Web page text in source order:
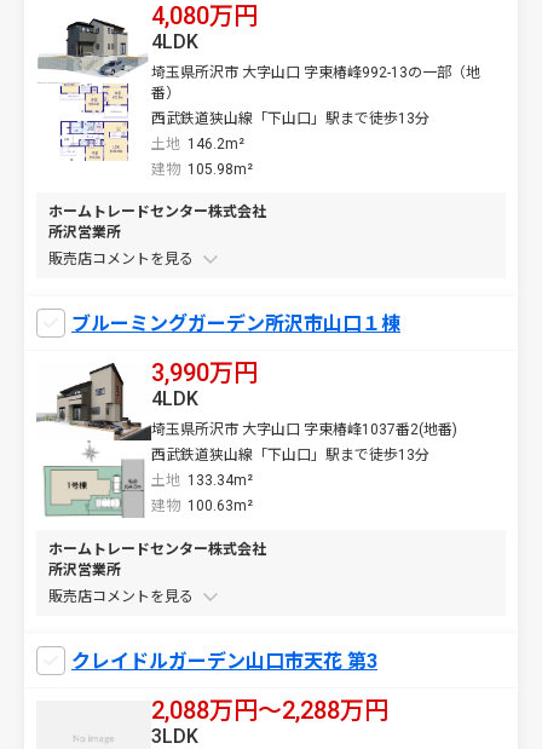
4,080万円
埼玉県所沢市 大字山口 字東椿峰992-13の一部（地
番）
西武鉄道狭山線「下山口」駅まで徒歩13分
土地 146.2m²
4LDK
建物 105.98m²
ホームトレードセンター株式会社
所沢営業所
販売店コメントを
ブルーミングガーデン所沢市山口１棟
3,990万円
埼玉県所沢市 大字山口 字東椿峰1037番2(地番)
西武鉄道狭山線「下山口」駅まで徒歩13分
土地 133.34m²
4LDK
建物 100.63m²
ホームトレードセンター株式会社
所沢営業所
販売店コメントを
クレイドルガーデン山口市天花 第3
2,088万円〜2,288万円
3LDK